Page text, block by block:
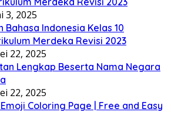
3, 2025
Bahasa Indonesia Kelas 10
Merdeka Revisi 2023
22, 2025
Lengkap Beserta Nama Negara
22, 2025
Coloring Page | Free and Easy